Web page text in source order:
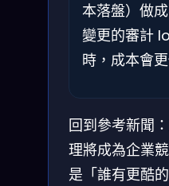
本落盤）做
變更的審計
時，成本會更
回到參考新聞
理將成為企業
是「誰有更酷